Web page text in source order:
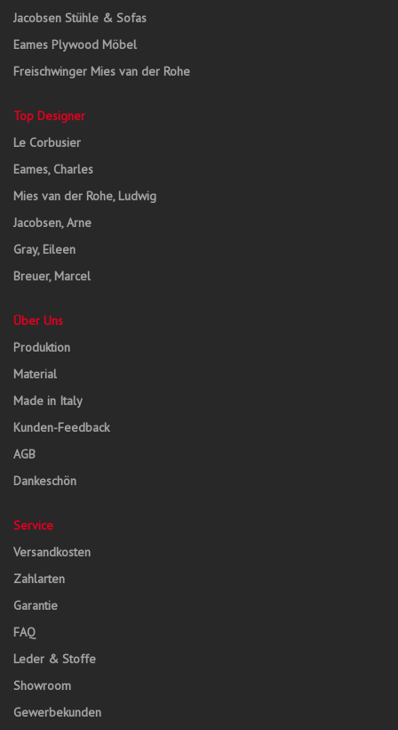
Jacobsen Stühle & Sofas
Eames Plywood Möbel
Freischwinger Mies van der Rohe
Top Designer
Le Corbusier
Eames, Charles
Mies van der Rohe, Ludwig
Jacobsen, Arne
Gray, Eileen
Breuer, Marcel
Über Uns
Produktion
Material
Made in Italy
Kunden-Feedback
AGB
Dankeschön
Service
Versandkosten
Zahlarten
Garantie
FAQ
Leder & Stoffe
Showroom
Gewerbekunden